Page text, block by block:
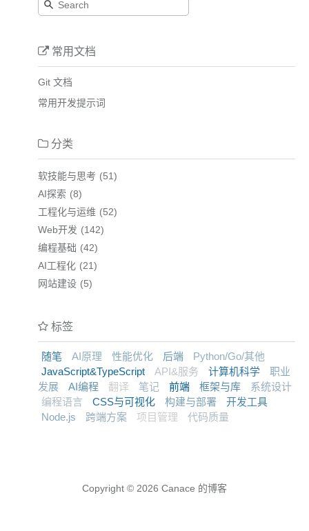
常用文档
Git 文档
常用开发提示词
分类
软技能与思考
51
AI探索
8
工程化与运维
52
Web开发
142
编程基础
42
AI工程化
21
网站建设
5
标签
随笔 AI原理 性能优化 后端
Python/Go/其他
JavaScript&TypeScript
API&服务 计算机科学
职业
发展
AI编程 翻译 笔记 前端 框架与库
系统设计
编程语言
CSS与可视化 构建与部署
开发工具
Node.js
跨端方案 项目管理 代码质量
Copyright © 2026 Canace 的博客